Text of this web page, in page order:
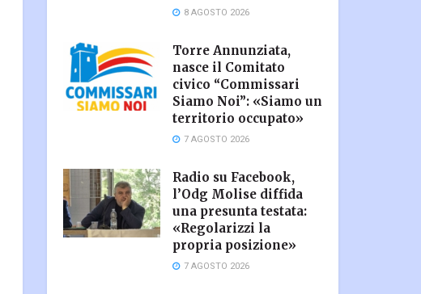
8 AGOSTO 2026
Torre Annunziata,
nasce il Comitato
civico “Commissari
Siamo Noi”: «Siamo un
territorio occupato»
7 AGOSTO 2026
Radio su Facebook,
l’Odg Molise diffida
una presunta testata:
«Regolarizzi la
propria posizione»
7 AGOSTO 2026